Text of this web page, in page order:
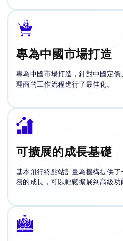
專為中國市場打造
專為中國市場打造，針對中國定
理商的工作流程進行了最佳化。
可擴展的成長基礎
基本飛行終點站計畫為機構提供
務的成長，可以輕鬆擴展到高級功